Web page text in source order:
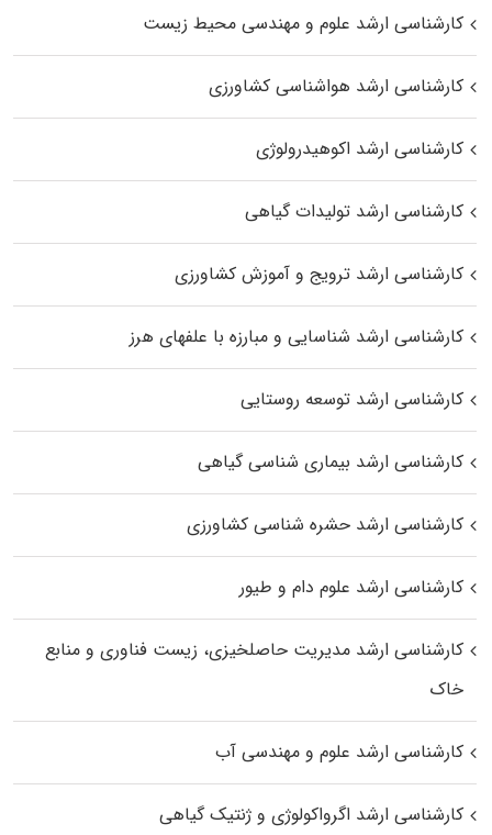
کارشناسی ارشد علوم و مهندسی محیط زیست
کارشناسی ارشد هواشناسی کشاورزی
کارشناسی ارشد اکوهیدرولوژی
کارشناسی ارشد تولیدات گیاهی
کارشناسی ارشد ترویج و آموزش کشاورزی
کارشناسی ارشد شناسایی و مبارزه با علفهای هرز
کارشناسی ارشد توسعه روستایی
کارشناسی ارشد بیماری‌ شناسی گیاهی
کارشناسی ارشد حشره‌ شناسی کشاورزی
کارشناسی ارشد علوم دام و طیور
کارشناسی ارشد مدیریت حاصلخیزی، زیست فناوری و منابع
خاک
کارشناسی ارشد علوم و مهندسی آب
کارشناسی ارشد اگرواکولوژی و ژنتیک گیاهی